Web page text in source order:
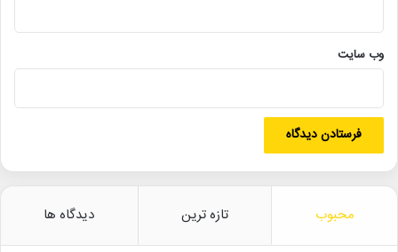
پدرخوانده۲ جان_اپریا سینما هالیوود وب‌ سایت
محبوب تازه ترین دیدگاه ها